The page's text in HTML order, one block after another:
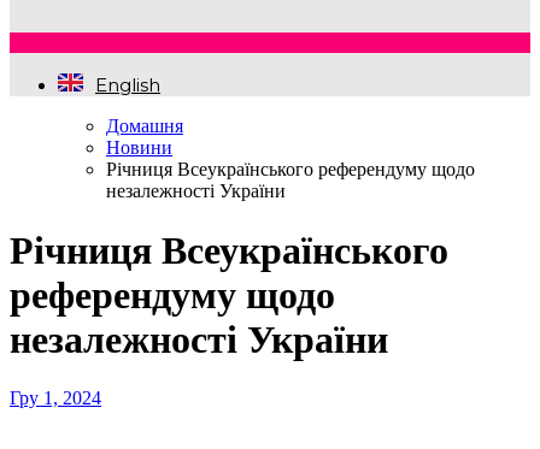
English
Домашня
Новини
Річниця Всеукраїнського референдуму щодо
незалежності України
Річниця Всеукраїнського
референдуму щодо
незалежності України
Гру 1, 2024